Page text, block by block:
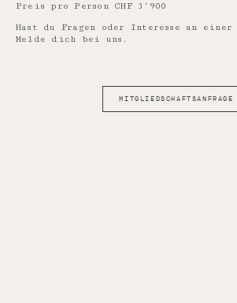
Preis pro Person CHF 3’900
Hast du Fragen oder Interesse an
Melde dich bei uns.
MITGLIEDSCHAFTSANFRAGE